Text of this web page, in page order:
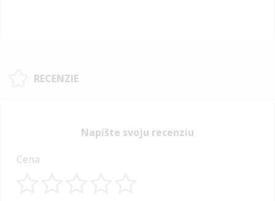
RECENZIE
Napíšte svoju recenziu
Cena